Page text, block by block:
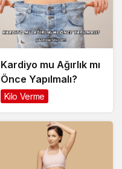
Kardiyo mu Ağırlık mı
Önce Yapılmalı?
Kilo Verme